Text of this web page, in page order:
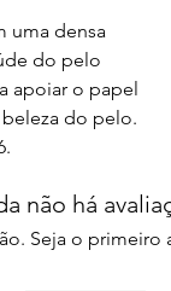
uma densa
do pelo
apoiar o papel
do pelo.
não há
Seja o primeiro